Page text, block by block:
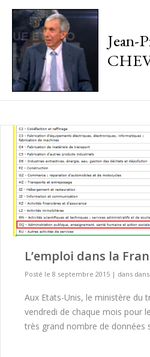
Jean-
L’emploi dans la
Posté le 8 septembre 2015 | dans dans
Aux Etats-Unis, le ministère du
vendredi de chaque mois pour
très grand nombre de données